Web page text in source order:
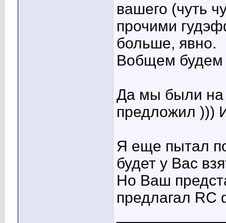
вашего (чуть
прочими
больше, явно.
Вобщем будем
Да мы были на
предложил )))
Я еще пытал
будет у Вас
Но Ваш
предлагал RC